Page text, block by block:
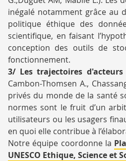
inégalé notamment grâce au
politique éthique des
scientifique, en faisant
conception des outils de
fonctionnement.
3/ Les trajectoires
Cambon-Thomsen A.,
privés du monde de la santé
normes sont le fruit d’un
utilisateurs ou les usagers
en quoi elle contribue à
Notre équipe coordonne la
UNESCO Ethique, Science et